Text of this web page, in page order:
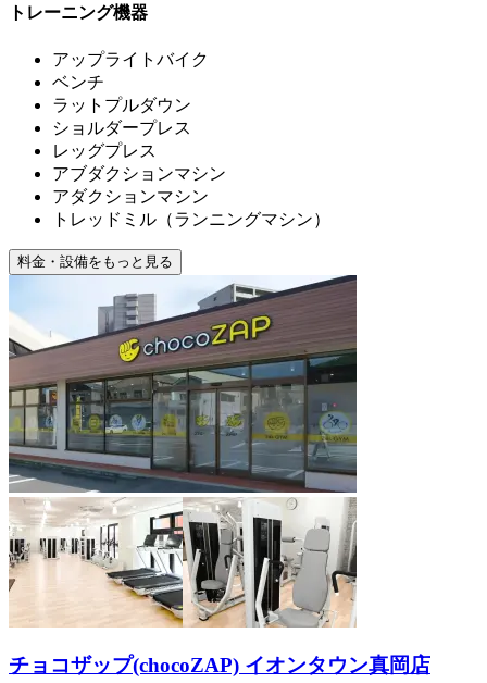
トレーニング機器
アップライトバイク
ベンチ
ラットプルダウン
ショルダープレス
レッグプレス
アブダクションマシン
アダクションマシン
トレッドミル（ランニングマシン）
料金・設備をもっと見る
チョコザップ(chocoZAP) イオンタウン真岡店